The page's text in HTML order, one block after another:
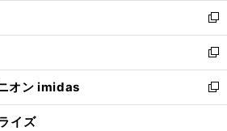
く
で
開
く
ド
ウ
で
開
く
ィ
ン
ド
ウ
で
開
し
い
ウ
ィ
ン
ド
ウ
新
し
い
ウ
ィ
ン
新
し
い
ウ
オン imidas
新
し
イズ